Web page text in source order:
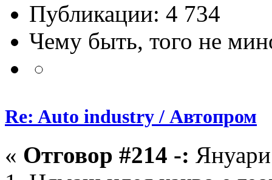
Публикации: 4 734
Чему быть, того не
Re: Auto industry / Автопром
« Отговор #214 -: